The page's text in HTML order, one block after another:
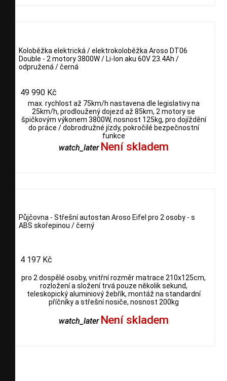
Koloběžka elektrická / elektrokoloběžka Aroso DT06
Double - 2 motory 3800W / Li-Ion aku 60V 23.4Ah /
odpružená / černá
49 990 Kč
max. rychlost až 75km/h nastavena dle legislativy na
25km/h, prodloužený dojezd až 85km, 2 motory se
špičkovým výkonem 3800W, nosnost 125kg, pro dojíždění
do práce / dobrodružné jízdy, pokročilé bezpečnostní
funkce
watch_later Není skladem
Půjčovna - Střešní autostan Aroso Eifel pro 2 osoby - s
ABS skořepinou / černý
4 197 Kč
pro 2 dospělé osoby, vnitřní rozměr matrace 210x125cm,
rozložení a složení trvá pouze několik sekund,
teleskopický aluminiový žebřík, montáž na standardní
příčníky a střešní nosiče, nosnost 200kg
watch_later Není skladem